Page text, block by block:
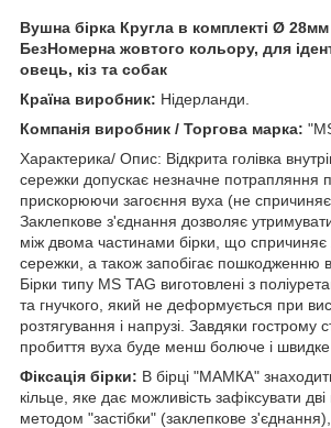
Вушна бірка Кругла в комплекті Ø
БезНомерна жовтого кольору, для
овець, кіз та собак
Країна виробник: Нідерланди.
Компанія виробник / Торгова марка:
Характерика/ Опис: Відкрита голівка
сережки допускає незначне потрапляння
прискорюючи загоєння вуха (не спричиняє
Заклепкове з'єднання дозволяє
між двома частинами бірки, що спричиняє
сережки, а також запобігає пошкодженню
Бірки типу МS TAG виготовлені з
та гнучкого, який не деформується при
розтягування і напрузі. Завдяки гострому
пробиття вуха буде менш болюче і швидке
Фіксація бірки: В бірці "МАМКА"
кільце, яке дає можливість зафіксувати
методом "застібки" (заклепкове